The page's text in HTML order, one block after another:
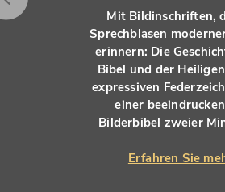
Mit Bildinschriften,
Sprechblasen
erinnern: Die
Bibel und der
expressiven
einer
Bilderbibel zweier
Erfahren Sie